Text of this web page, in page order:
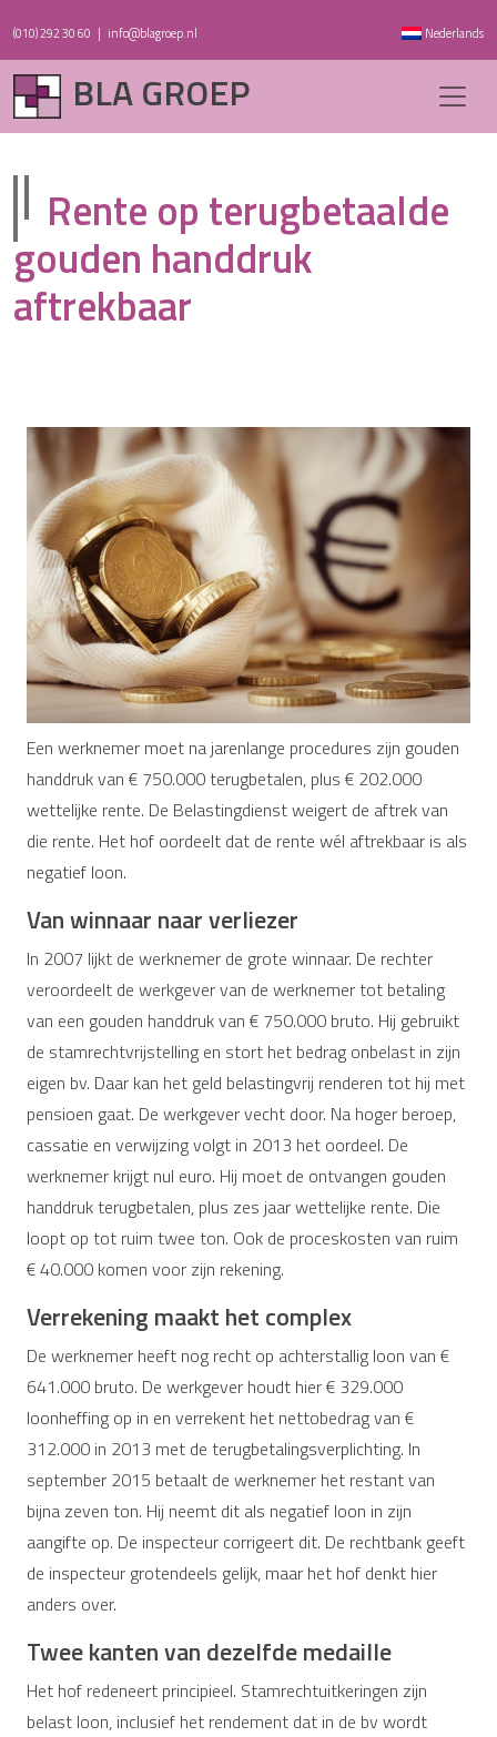
(010) 292 30 60 | info@blagroep.nl Nederlands
BLA GROEP
Rente op terugbetaalde
gouden handdruk
aftrekbaar
Een werknemer moet na jarenlange procedures zijn gouden
handdruk van € 750.000 terugbetalen, plus € 202.000
wettelijke rente. De Belastingdienst weigert de aftrek van
die rente. Het hof oordeelt dat de rente wél aftrekbaar is als
negatief loon.
Van winnaar naar verliezer
In 2007 lijkt de werknemer de grote winnaar. De rechter
veroordeelt de werkgever van de werknemer tot betaling
van een gouden handdruk van € 750.000 bruto. Hij gebruikt
de stamrechtvrijstelling en stort het bedrag onbelast in zijn
eigen bv. Daar kan het geld belastingvrij renderen tot hij met
pensioen gaat. De werkgever vecht door. Na hoger beroep,
cassatie en verwijzing volgt in 2013 het oordeel. De
werknemer krijgt nul euro. Hij moet de ontvangen gouden
handdruk terugbetalen, plus zes jaar wettelijke rente. Die
loopt op tot ruim twee ton. Ook de proceskosten van ruim
€ 40.000 komen voor zijn rekening.
Verrekening maakt het complex
De werknemer heeft nog recht op achterstallig loon van €
641.000 bruto. De werkgever houdt hier € 329.000
loonheffing op in en verrekent het nettobedrag van €
312.000 in 2013 met de terugbetalingsverplichting. In
september 2015 betaalt de werknemer het restant van
bijna zeven ton. Hij neemt dit als negatief loon in zijn
aangifte op. De inspecteur corrigeert dit. De rechtbank geeft
de inspecteur grotendeels gelijk, maar het hof denkt hier
anders over.
Twee kanten van dezelfde medaille
Het hof redeneert principieel. Stamrechtuitkeringen zijn
belast loon, inclusief het rendement dat in de bv wordt